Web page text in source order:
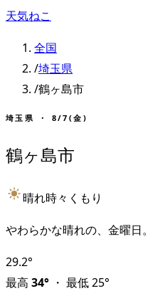
天気ねこ
全国
/埼玉県
/鶴ヶ島市
埼玉県 ・ 8/7(金)
鶴ヶ島市
晴れ時々くもり
やわらかな晴れの、金曜日。
29.2°
最高 34° ・ 最低25°